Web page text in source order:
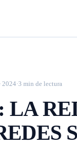
2024·3 min de lectura